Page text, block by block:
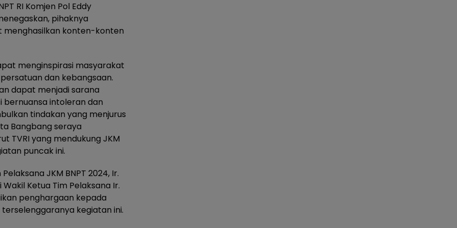
RI Komjen Pol Eddy
pihaknya
menghasilkan konten-konten
menginspirasi masyarakat
dan kebangsaan.
dapat menjadi sarana
intoleran dan
tindakan yang menjurus
Bangbang seraya
TVRI yang mendukung JKM
puncak ini.
JKM BNPT 2024, Ir.
Ketua Tim Pelaksana Ir.
penghargaan kepada
kegiatan ini.